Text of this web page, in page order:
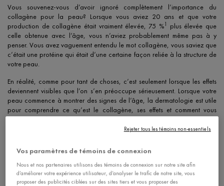
Vous souvenez-vous d’avoir ignoré complètement l’importance du
collagène pour la peau? Lorsque vous aviez 20 ans et que votre
production de collagène était vraiment élevée, 75 %1
plus élevée que
celle obtenue avec l’âge, vous n’aviez probablement même pas à y
penser. Vous avez vaguement entendu le mot collagène, vous saviez que
c’était une protéine qui était d’une certaine façon reliée à la structure de
votre peau.
En réalité, comme pour tant de choses, c’est seulement lorsque les effets
deviennent visibles que l’on s’en préoccupe sérieusement. Lorsque votre
peau commence à montrer des signes de l’âge, la dermatologie est utile
pour comprendre ce qu’est le collagène, ses effets et comment vous
pouvez contribuer à le préserver.
Il est partout. Dans vos os, votre intestin, vos dents et vos muscles. Partout. Et
le corps en produit chaque jour. Cependant, sa production ralentit avec
l’âge.
Vos paramètres de témoins de connexion
Nous et nos partenaires utilisons des témoins de connexion sur notre site afin
d’améliorer votre expérience utilisateur, d’analyser le trafic de notre site, vous
proposer des publicités ciblées sur des sites tiers et vous proposer des
Rejeter tous les témoins non-essentiels